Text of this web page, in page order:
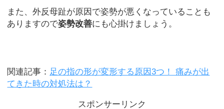
また、外反母趾が原因で姿勢が悪くなっていることも
ありますので姿勢改善にも心掛けましょう。
関連記事： 足の指の形が変形する原因3つ！ 痛みが出
てきた時の対処法は？
スポンサーリンク